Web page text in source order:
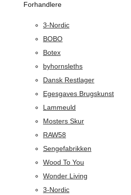
Forhandlere
3-Nordic
BOBO
Botex
byhornsleths
Dansk Restlager
Egesgaves Brugskunst
Lammeuld
Mosters Skur
RAW58
Sengefabrikken
Wood To You
Wonder Living
3-Nordic